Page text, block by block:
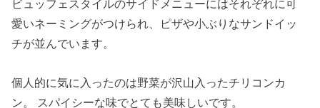
ビュッフェスタイルのサイドメニューにはそれぞれに可
愛いネーミングがつけられ、ピザや小ぶりなサンドイッ
チが並んでいます。
個人的に気に入ったのは野菜が沢山入ったチリコンカ
ン。 スパイシーな味でとても美味しいです。